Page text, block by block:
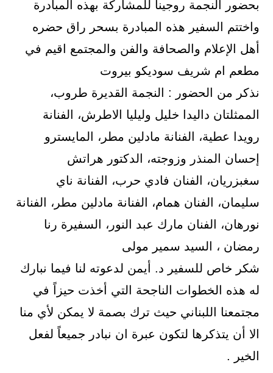
بحضور النجمة روجينا للمشاركة بهذه المبادرة
واختتم السفير هذه المبادرة بسحر راق حضره
أهل الإعلام والصحافة والفن والمجتمع اقيم في
مطعم ام شريف سوديكو بيروت
نذكر من الحضور : النجمة القديرة طروب،
الممثلتان داليدا خليل وليليا الاطرش، الفنانة
رويدا عطية، الفنانة مادلين مطر، المايسترو
إحسان المنذر وزوجته، الدكتور هراتش
سغبزريان، الفنان فادي حرب، الفنانة ناي
سليمان، الفنان همام، الفنانة مادلين مطر، الفنانة
نورهان، الفنان مارك عبد النور، السفيرة رنا
رمضان ، السيد سمير مولى
شكر خاص للسفير د. أيمن لدعوته لنا فيما نبارك
له هذه الخطوات الناجحة التي أخذت حيزاً في
مجتمعنا اللبناني حيث ترك بصمة لا يمكن لأي منا
الا أن يتذكرها لتكون عبرة ان نبادر جميعاً لفعل
الخير .